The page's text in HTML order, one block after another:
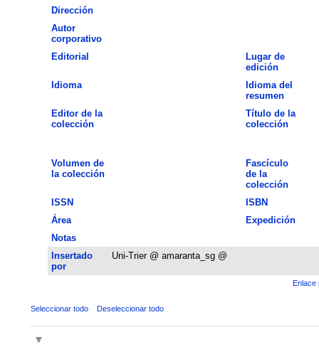
Dirección
Autor
corporativo
Editorial
Lugar de
edición
Idioma
Idioma del
resumen
Editor de la
colección
Título de la
colección
Volumen de
la colección
Fascículo
de la
colección
ISSN
ISBN
Área
Expedición
Notas
Insertado
por
Uni-Trier @ amaranta_sg @
Enlace
Seleccionar todo Deseleccionar todo